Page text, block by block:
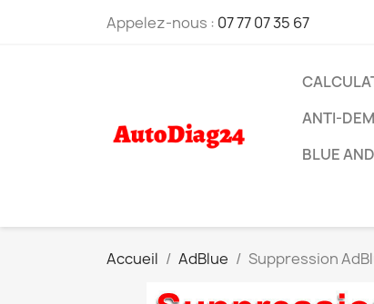
Appelez-nous : 07 77 07 35 67
ANTI-
BLUE
Accueil AdBlue Suppression